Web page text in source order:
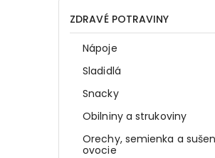
ZDRAVÉ POTRAVINY
Nápoje
Sladidlá
Snacky
Obilniny a strukoviny
Orechy, semienka a
ovocie